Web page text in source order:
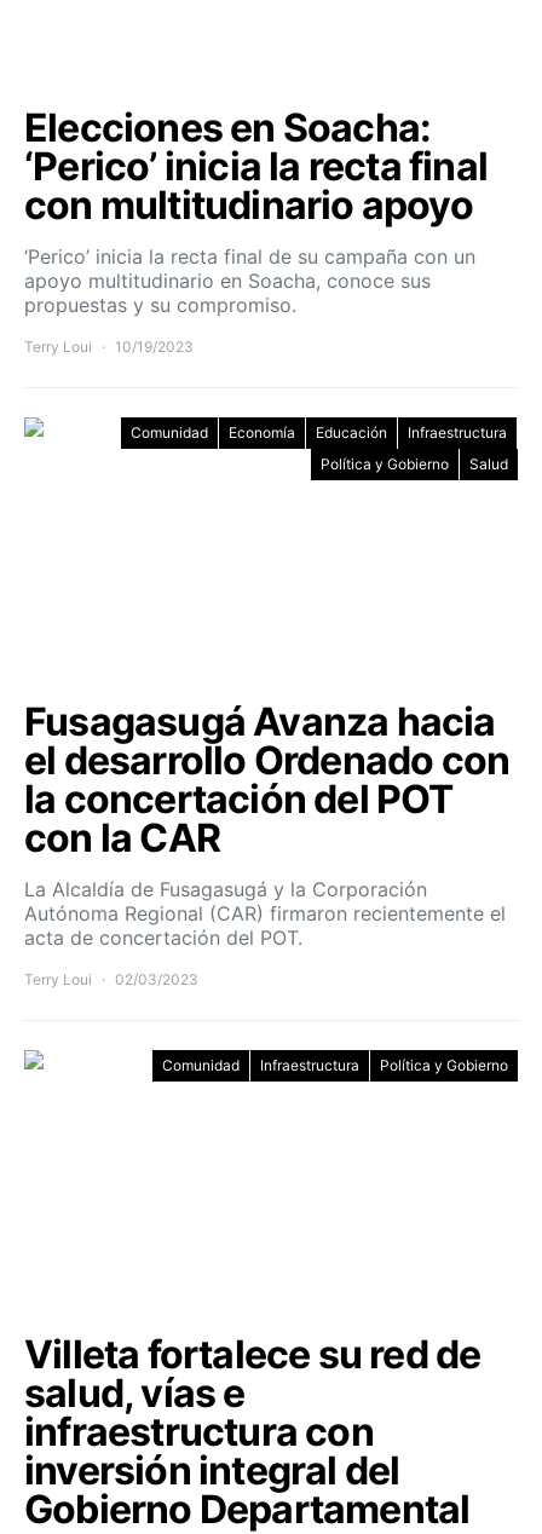
Elecciones en Soacha:
‘Perico’ inicia la recta final
con multitudinario apoyo
‘Perico’ inicia la recta final de su campaña con un
apoyo multitudinario en Soacha, conoce sus
propuestas y su compromiso.
Terry Loui 10/19/2023
Comunidad Economía Educación
Infraestructura
Política y Gobierno
Salud
Fusagasugá Avanza hacia
el desarrollo Ordenado con
la concertación del POT
con la CAR
La Alcaldía de Fusagasugá y la Corporación
Autónoma Regional (CAR) firmaron recientemente el
acta de concertación del POT.
Terry Loui 02/03/2023
Comunidad Infraestructura Política y Gobierno
Villeta fortalece su red de
salud, vías e
infraestructura con
inversión integral del
Gobierno Departamental